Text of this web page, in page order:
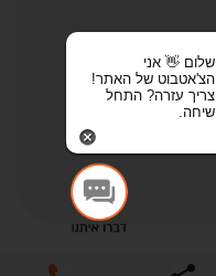
שלום 👋 אני
הצ'אטבוט של האתר!
צריך עזרה? התחל
שיחה.